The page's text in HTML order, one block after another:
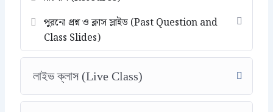
পুরনো প্রশ্ন ও ক্লাস স্লাইড (Past Question and
Class Slides)
লাইভ ক্লাস (Live Class)